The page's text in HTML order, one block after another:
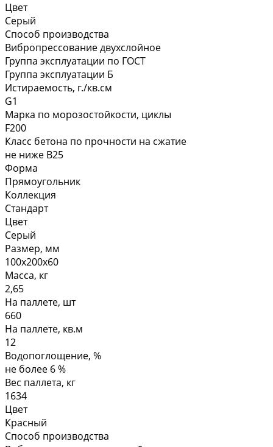
Цвет
Серый
Способ производства
Вибропрессование двухслойное
Группа эксплуатации по ГОСТ
Группа эксплуатации Б
Истираемость, г./кв.см
G1
Марка по морозостойкости, циклы
F200
Класс бетона по прочности на сжатие
не ниже В25
Форма
Прямоугольник
Коллекция
Стандарт
Цвет
Серый
Размер, мм
100х200х60
Масса, кг
2,65
На паллете, шт
660
На паллете, кв.м
12
Водопоглощение, %
не более 6 %
Вес паллета, кг
1634
Цвет
Красный
Способ производства